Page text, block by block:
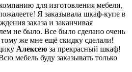
для изготовления мебели,
Я заказывала шкаф-купе в
заказа и заканчивая
не было. Все было сделано очень
же мне ещё скидку сделали!
Алексею за прекрасный шкаф!
мебель буду заказывать только